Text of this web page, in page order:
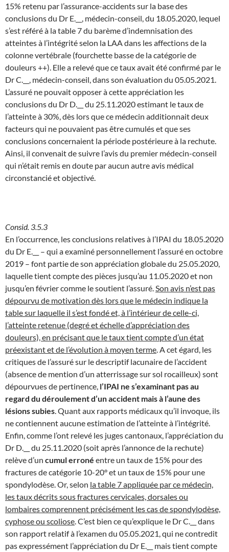
15% retenu par l’assurance-accidents sur la base des
conclusions du Dr E.__, médecin-conseil, du 18.05.2020, lequel
s’est référé à la table 7 du barème d’indemnisation des
atteintes à l’intégrité selon la LAA dans les affections de la
colonne vertébrale (fourchette basse de la catégorie de
douleurs ++). Elle a relevé que ce taux avait été confirmé par le
Dr C.__, médecin-conseil, dans son évaluation du 05.05.2021.
L’assuré ne pouvait opposer à cette appréciation les
conclusions du Dr D.__ du 25.11.2020 estimant le taux de
l’atteinte à 30%, dès lors que ce médecin additionnait deux
facteurs qui ne pouvaient pas être cumulés et que ses
conclusions concernaient la période postérieure à la rechute.
Ainsi, il convenait de suivre l’avis du premier médecin-conseil
qui n’était remis en doute par aucun autre avis médical
circonstancié et objectivé.
Consid. 3.5.3
En l’occurrence, les conclusions relatives à l’IPAI du 18.05.2020
du Dr E.__ – qui a examiné personnellement l’assuré en octobre
2019 – font partie de son appréciation globale du 25.05.2020,
laquelle tient compte des pièces jusqu’au 11.05.2020 et non
jusqu’en février comme le soutient l’assuré. Son avis n’est pas
dépourvu de motivation dès lors que le médecin indique la
table sur laquelle il s’est fondé et, à l’intérieur de celle-ci,
l’atteinte retenue (degré et échelle d’appréciation des
douleurs), en précisant que le taux tient compte d’un état
préexistant et de l’évolution à moyen terme . A cet égard, les
critiques de l’assuré sur le descriptif lacunaire de l’accident
(absence de mention d’un atterrissage sur sol rocailleux) sont
dépourvues de pertinence, l’IPAI ne s’examinant pas au
regard du déroulement d’un accident mais à l’aune des
lésions subies . Quant aux rapports médicaux qu’il invoque, ils
ne contiennent aucune estimation de l’atteinte à l’intégrité.
Enfin, comme l’ont relevé les juges cantonaux, l’appréciation du
Dr D.__ du 25.11.2020 (soit après l’annonce de la rechute)
relève d’un cumul erroné entre un taux de 15% pour des
fractures de catégorie 10-20° et un taux de 15% pour une
spondylodèse. Or, selon la table 7 appliquée par ce médecin,
les taux décrits sous fractures cervicales, dorsales ou
lombaires comprennent précisément les cas de spondylodèse,
cyphose ou scoliose . C’est bien ce qu’explique le Dr C.__ dans
son rapport relatif à l’examen du 05.05.2021, qui ne contredit
pas expressément l’appréciation du Dr E.__ mais tient compte